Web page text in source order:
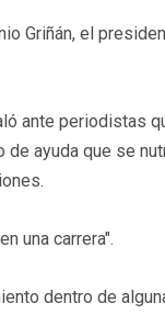
Griñán, el
ante periodistas
ayuda que se
una carrera".
dentro de